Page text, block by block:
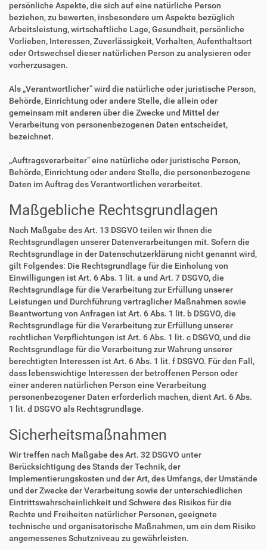
persönliche Aspekte, die sich auf eine natürliche Person
beziehen, zu bewerten, insbesondere um Aspekte bezüglich
Arbeitsleistung, wirtschaftliche Lage, Gesundheit, persönliche
Vorlieben, Interessen, Zuverlässigkeit, Verhalten, Aufenthaltsort
oder Ortswechsel dieser natürlichen Person zu analysieren oder
vorherzusagen.
Als „Verantwortlicher“ wird die natürliche oder juristische Person,
Behörde, Einrichtung oder andere Stelle, die allein oder
gemeinsam mit anderen über die Zwecke und Mittel der
Verarbeitung von personenbezogenen Daten entscheidet,
bezeichnet.
„Auftragsverarbeiter“ eine natürliche oder juristische Person,
Behörde, Einrichtung oder andere Stelle, die personenbezogene
Daten im Auftrag des Verantwortlichen verarbeitet.
Maßgebliche Rechtsgrundlagen
Nach Maßgabe des Art. 13 DSGVO teilen wir Ihnen die
Rechtsgrundlagen unserer Datenverarbeitungen mit. Sofern die
Rechtsgrundlage in der Datenschutzerklärung nicht genannt wird,
gilt Folgendes: Die Rechtsgrundlage für die Einholung von
Einwilligungen ist Art. 6 Abs. 1 lit. a und Art. 7 DSGVO, die
Rechtsgrundlage für die Verarbeitung zur Erfüllung unserer
Leistungen und Durchführung vertraglicher Maßnahmen sowie
Beantwortung von Anfragen ist Art. 6 Abs. 1 lit. b DSGVO, die
Rechtsgrundlage für die Verarbeitung zur Erfüllung unserer
rechtlichen Verpflichtungen ist Art. 6 Abs. 1 lit. c DSGVO, und die
Rechtsgrundlage für die Verarbeitung zur Wahrung unserer
berechtigten Interessen ist Art. 6 Abs. 1 lit. f DSGVO. Für den Fall,
dass lebenswichtige Interessen der betroffenen Person oder
einer anderen natürlichen Person eine Verarbeitung
personenbezogener Daten erforderlich machen, dient Art. 6 Abs.
1 lit. d DSGVO als Rechtsgrundlage.
Sicherheitsmaßnahmen
Wir treffen nach Maßgabe des Art. 32 DSGVO unter
Berücksichtigung des Stands der Technik, der
Implementierungskosten und der Art, des Umfangs, der Umstände
und der Zwecke der Verarbeitung sowie der unterschiedlichen
Eintrittswahrscheinlichkeit und Schwere des Risikos für die
Rechte und Freiheiten natürlicher Personen, geeignete
technische und organisatorische Maßnahmen, um ein dem Risiko
angemessenes Schutzniveau zu gewährleisten.